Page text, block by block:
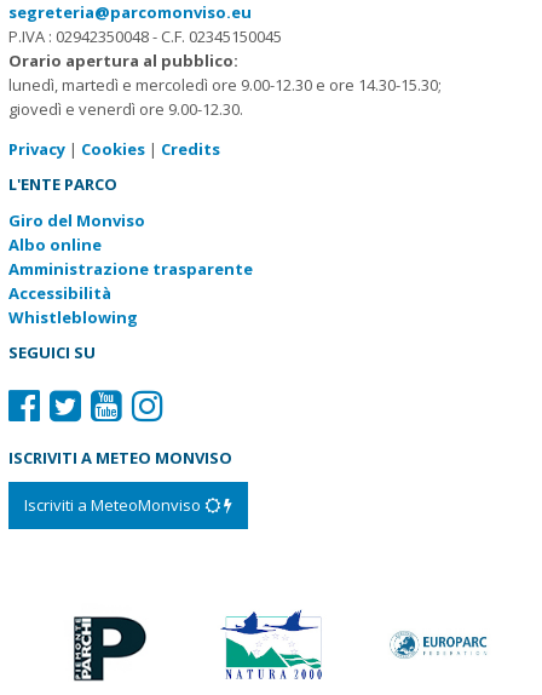
segreteria@parcomonviso.eu
P.IVA : 02942350048 - C.F. 02345150045
Orario apertura al pubblico:
lunedì, martedì e mercoledì ore 9.00-12.30 e ore 14.30-15.30;
giovedì e venerdì ore 9.00-12.30.
Privacy| Cookies| Credits
L'ENTE PARCO
Giro del Monviso
Albo online
Amministrazione trasparente
Accessibilità
Whistleblowing
SEGUICI SU
ISCRIVITI A METEO MONVISO
Iscriviti a MeteoMonviso